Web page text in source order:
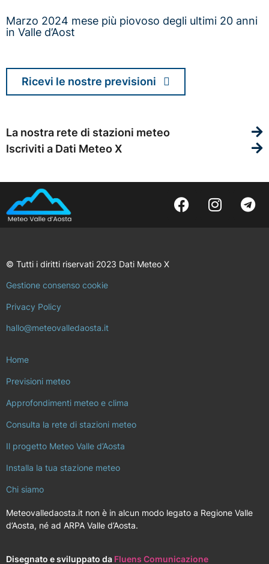
Marzo 2024 mese più piovoso degli ultimi 20 anni
in Valle d’Aost
Ricevi le nostre previsioni
La nostra rete di stazioni meteo
Iscriviti a Dati Meteo X
© Tutti i diritti riservati 2023 Dati Meteo X
Gestione consenso cookie
Privacy Policy
hallo@meteovalledaosta.it
Home
Previsioni meteo
Approfondimenti meteo e clima
Consulta la rete di stazioni meteo
Il progetto Meteo Valle d’Aosta
Installa la tua stazione meteo
Chi siamo
Meteovalledaosta.it non è in alcun modo legato a Regione Valle
d’Aosta, né ad ARPA Valle d’Aosta.
Disegnato e sviluppato da Fluens Comunicazione